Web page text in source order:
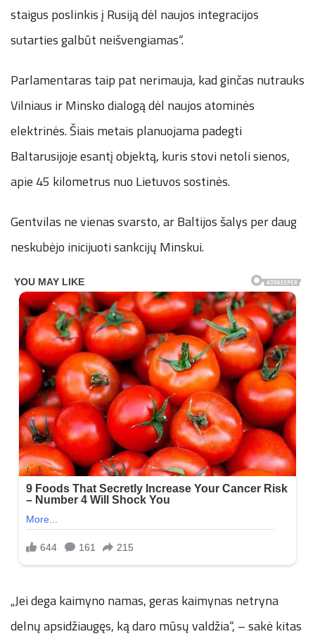
staigus poslinkis į Rusiją dėl naujos integracijos
sutarties galbūt neišvengiamas“.
Parlamentaras taip pat nerimauja, kad ginčas nutrauks
Vilniaus ir Minsko dialogą dėl naujos atominės
elektrinės. Šiais metais planuojama padegti
Baltarusijoje esantį objektą, kuris stovi netoli sienos,
apie 45 kilometrus nuo Lietuvos sostinės.
Gentvilas ne vienas svarsto, ar Baltijos šalys per daug
neskubėjo inicijuoti sankcijų Minskui.
„Jei dega kaimyno namas, geras kaimynas netryna
delnų apsidžiaugęs, ką daro mūsų valdžia“, – sakė kitas